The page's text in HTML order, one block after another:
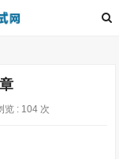
览 : 104 次